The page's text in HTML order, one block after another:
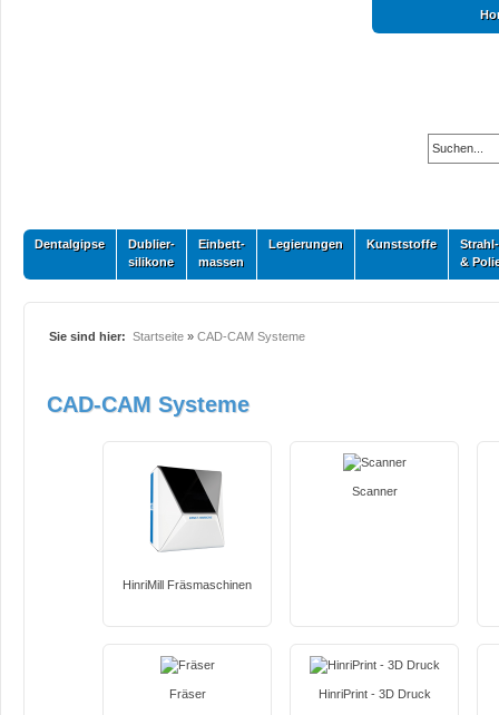
Dentalgipse
Dublier-
silikone
Einbett-
massen
Legierungen Kunststoffe
Strahl-
&
Sie sind hier: Startseite » CAD-CAM Systeme
CAD-CAM Systeme
HinriMill Fräsmaschinen
Scanner
Fräser HinriPrint - 3D Druck